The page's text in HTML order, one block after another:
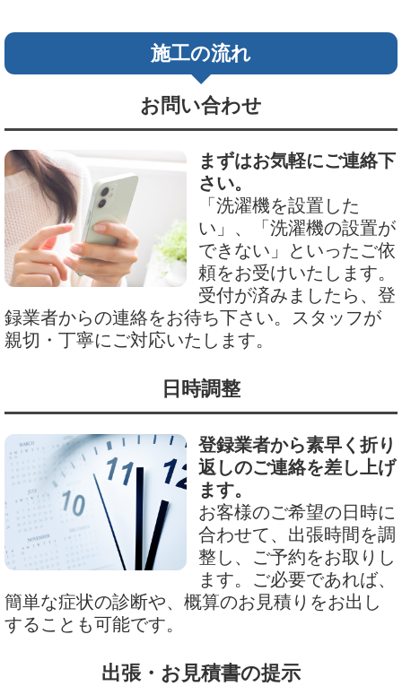
施工の流れ
お問い合わせ
まずはお気軽にご連絡下
さい。
「洗濯機を設置した
い」、「洗濯機の設置が
できない」といったご依
頼をお受けいたします。
受付が済みましたら、登
録業者からの連絡をお待ち下さい。スタッフが
親切・丁寧にご対応いたします。
日時調整
登録業者から素早く折り
返しのご連絡を差し上げ
ます。
お客様のご希望の日時に
合わせて、出張時間を調
整し、ご予約をお取りし
ます。ご必要であれば、
簡単な症状の診断や、概算のお見積りをお出し
することも可能です。
出張・お見積書の提示